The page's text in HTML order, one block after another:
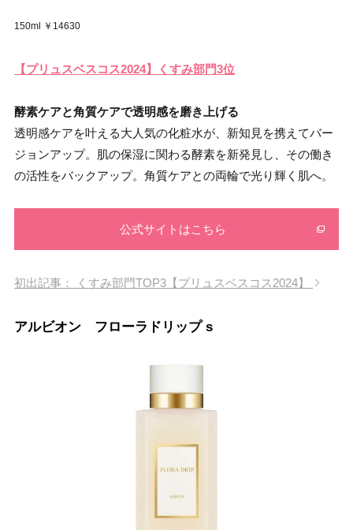
150ml ￥14630
【プリュスベスコス2024】くすみ部門3位
酵素ケアと角質ケアで透明感を磨き上げる
透明感ケアを叶える大人気の化粧水が、新知見を携えてバー
ジョンアップ。肌の保湿に関わる酵素を新発見し、その働き
の活性をバックアップ。角質ケアとの両輪で光り輝く肌へ。
公式サイトはこちら
初出記事： くすみ部門TOP3【プリュスベスコス2024】
アルビオン フローラドリップ s